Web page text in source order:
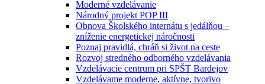
Moderné vzdelávanie
Národný projekt POP III
Obnova Školského internátu s jedálňou –
zníženie energetickej náročnosti
Poznaj pravidlá, chráň si život na ceste
Rozvoj stredného odborného vzdelávania
Vzdelávacie centrum pri SPŠT Bardejov
Vzdelávame moderne, aktívne, tvorivo